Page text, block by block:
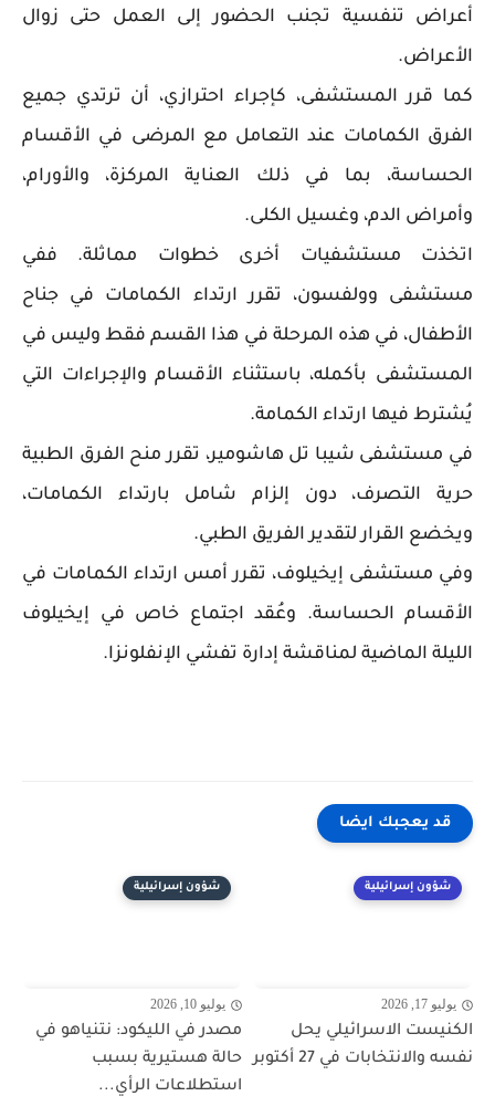
أعراض تنفسية تجنب الحضور إلى العمل حتى زوال
الأعراض.
كما قرر المستشفى، كإجراء احترازي، أن ترتدي جميع
الفرق الكمامات عند التعامل مع المرضى في الأقسام
الحساسة، بما في ذلك العناية المركزة، والأورام،
وأمراض الدم، وغسيل الكلى.
اتخذت مستشفيات أخرى خطوات مماثلة. ففي
مستشفى وولفسون، تقرر ارتداء الكمامات في جناح
الأطفال، في هذه المرحلة في هذا القسم فقط وليس في
المستشفى بأكمله، باستثناء الأقسام والإجراءات التي
يُشترط فيها ارتداء الكمامة.
في مستشفى شيبا تل هاشومير، تقرر منح الفرق الطبية
حرية التصرف، دون إلزام شامل بارتداء الكمامات،
ويخضع القرار لتقدير الفريق الطبي.
وفي مستشفى إيخيلوف، تقرر أمس ارتداء الكمامات في
الأقسام الحساسة. وعُقد اجتماع خاص في إيخيلوف
الليلة الماضية لمناقشة إدارة تفشي الإنفلونزا.
قد يعجبك ايضا
شؤون إسرائيلية
يوليو 17, 2026
الكنيست الاسرائيلي يحل
نفسه والانتخابات في 27 أكتوبر
شؤون إسرائيلية
يوليو 10, 2026
مصدر في الليكود: نتنياهو في
حالة هستيرية بسبب
استطلاعات الرأي...